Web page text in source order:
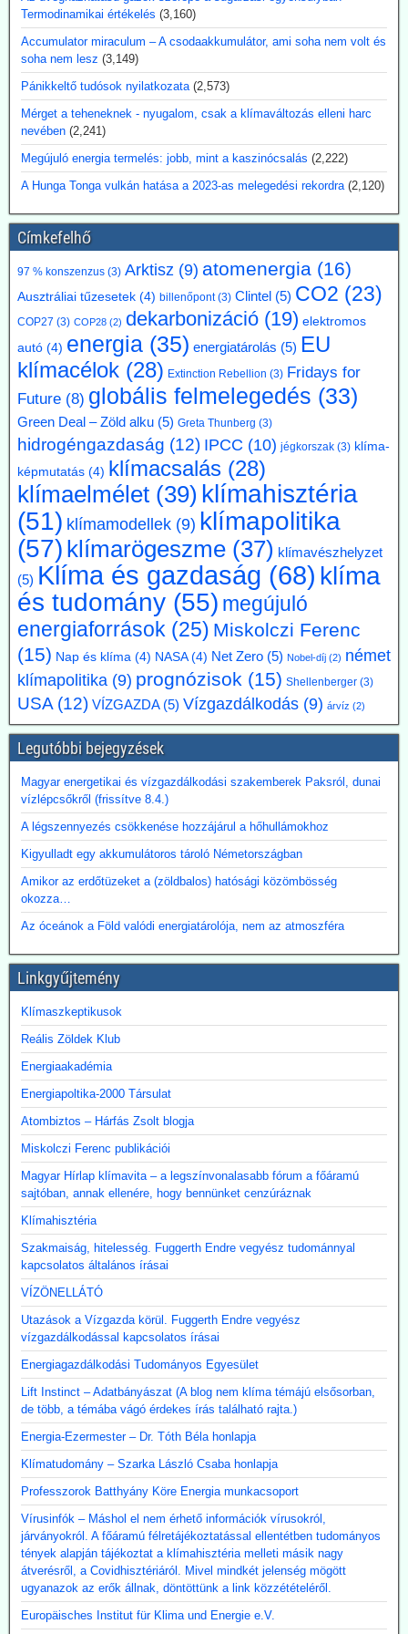
biztonsági tanúsítványok és a megbízható, folyamatos
Kommentárunk: Véleményünk szerint az utalás a 3D-nyomtatóra
egy figyelemfölkeltő reklámfogás - egy reaktor igényesebb annál,
hogy a 3D-nyomtatóra bízzuk megépítését.
2026.07.17. Blackout News: Argentína
magánbefektetői finanszírozással kíván
atomerőművet létesíteni
Argentína az Atucha-i atomerőmű-telepen egy új, körülbelül 300
megawatt teljesítményű atomreaktort kíván építeni. A projektet
teljes egészében magánforrásokból finanszírozzák, és a beruházás
összege várhatóan eléri az 1,2 milliárd amerikai dollárt. Luis Caputo
gazdasági miniszter július elején mutatta be a terveket a projekt
fejlesztőjével, a Meitner Energy vállalattal közösen. A vállalat az
ACR-300 nevű argentin reaktortervet kívánja elsőként kereskedelmi
célokra megvalósítani.
Kommentárunk: Ezek szerint Argentínáról nemcsak pénzügy
válságok említése során hallhatunk, hanem nukleáris technológiánál
is. A 300 MW Paks II teljesítményének kb. egyhetede.
2026.07.17. Blackout News: A német RWE
vezérigazgatója a német - az uniós vállalásoknál
5 évvel előbbre hozott - klímacélok eltörlését kéri
Markus Krebber, az RWE vezérigazgatója azt követeli, hogy
hosszabbítsák meg a német klímacélok elérése határidejét, és a
klímasemlegességet 2045-ről 2050-re halasszák el. Úgy véli, hogy a
korábbi, az EU 2050-es célévétől eltérő német „különút” gazdasági
szempontból káros és klímapolitikai szempontból hatástalan.
Vassiliadis, szakszervezeti vezetője támogatja a kezdeményezést,
mivel a magas energiaköltségek, a gyenge konjunktúra és a rövid
beruházási határidők elsősorban az energiaintenzív vállalkozásokat
terhelik. A törvényes cél azonban továbbra is érvényben marad,
amíg a Bundestag nem módosítja az éghajlatvédelmi törvényt.
Kommentárunk: Az öt év halasztás kb. annyit jelent, mint
fuldoklónak a szalmaszál. És evvel a két idézett vezető is tisztában
van.
2026.07.17. Műszaki Magazin: A BME kutatói
segítenek kideríteni, hogyan lehetne Budapestre
vinni a paksi hőt
Az atomerőmű hulladékhőjének a fővárosi távfűtésben történő
hasznosítása gazdasági és környezetvédelmi szempontból is
ígéretes elképzelés.
A főváros távhőrendszerét üzemeltető Budapesti Közművek (BKM)
több hónapig tartó tárgyalások után megbízási szerződést kötött a
BME-vel egy döntést megalapozó tanulmány közös elkészítésére a
Paksi Atomerőmű hőjének a fővárosi távfűtési rendszerbe való
eljuttatása lehetőségéről.
Termodinamikai értékelés (3,160)
Accumulator miraculum – A csodaakkumulátor, ami soha nem volt és
soha nem lesz (3,149)
Pánikkeltő tudósok nyilatkozata (2,573)
Mérget a teheneknek - nyugalom, csak a klímaváltozás elleni harc
nevében (2,241)
Megújuló energia termelés: jobb, mint a kaszinócsalás (2,222)
A Hunga Tonga vulkán hatása a 2023-as melegedési rekordra (2,120)
Címkefelhő
97 % konszenzus (3) Arktisz (9) atomenergia (16)
Ausztráliai tűzesetek (4) billenőpont(3) Clintel (5) CO2 (23)
COP27 (3) COP28 (2) dekarbonizáció (19) elektromos
autó (4) energia (35) energiatárolás (5) EU
klímacélok (28) Extinction Rebellion (3) Fridays for
Future (8) globális felmelegedés (33)
Green Deal – Zöld alku (5) Greta Thunberg (3)
hidrogéngazdaság (12) IPCC (10) jégkorszak (3) klíma-
képmutatás (4) klímacsalás (28)
klímaelmélet (39) klímahisztéria
(51) klímamodellek (9) klímapolitika
(57) klímarögeszme (37) klímavészhelyzet
(5) Klíma és gazdaság (68) klíma
és tudomány (55) megújuló
energiaforrások (25) Miskolczi Ferenc
(15) Nap és klíma (4) NASA(4) Net Zero (5) Nobel-díj (2) német
klímapolitika (9) prognózisok (15) Shellenberger (3)
USA (12) VÍZGAZDA(5) Vízgazdálkodás (9) árvíz (2)
Legutóbbi bejegyzések
Magyar energetikai és vízgazdálkodási szakemberek Paksról, dunai
vízlépcsőkről (frissítve 8.4.)
A légszennyezés csökkenése hozzájárul a hőhullámokhoz
Kigyulladt egy akkumulátoros tároló Németországban
Amikor az erdőtüzeket a (zöldbalos) hatósági közömbösség
okozza…
Az óceánok a Föld valódi energiatárolója, nem az atmoszféra
Linkgyűjtemény
Klímaszkeptikusok
Reális Zöldek Klub
Energiaakadémia
Energiapoltika-2000 Társulat
Atombiztos – Hárfás Zsolt blogja
Miskolczi Ferenc publikációi
Magyar Hírlap klímavita – a legszínvonalasabb fórum a főáramú
sajtóban, annak ellenére, hogy bennünket cenzúráznak
Klímahisztéria
Szakmaiság, hitelesség. Fuggerth Endre vegyész tudománnyal
kapcsolatos általános írásai
VÍZÖNELLÁTÓ
Utazások a Vízgazda körül. Fuggerth Endre vegyész
vízgazdálkodással kapcsolatos írásai
Energiagazdálkodási Tudományos Egyesület
Lift Instinct – Adatbányászat (A blog nem klíma témájú elsősorban,
de több, a témába vágó érdekes írás található rajta.)
Energia-Ezermester – Dr. Tóth Béla honlapja
Klímatudomány – Szarka László Csaba honlapja
Professzorok Batthyány Köre Energia munkacsoport
Vírusinfók – Máshol el nem érhető információk vírusokról,
járványokról. A főáramú félretájékoztatással ellentétben tudományos
tények alapján tájékoztat a klímahisztéria melleti másik nagy
átverésről, a Covidhisztériáról. Mivel mindkét jelenség mögött
ugyanazok az erők állnak, döntöttünk a link közzétételéről.
Europäisches Institut für Klima und Energie e.V.